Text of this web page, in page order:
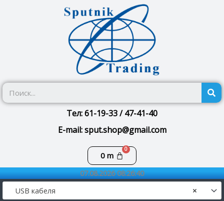
Тел: 61-19-33 / 47-41-40
E-mail: sput.shop@gmail.com
0m
Корзина
07.08.2026 08:26:40
×
USB кабеля